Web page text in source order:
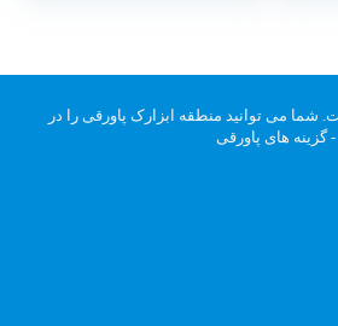
شما می توانید منطقه ابزارک پاورقی را در
گزینه های پاورقی